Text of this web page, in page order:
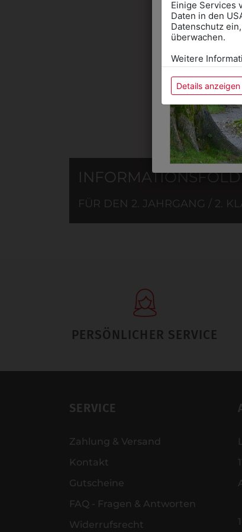
FÜR DEN 2. JAHRGANG / 2.
PERSÖNLICHER SERVICE
SERVICE
Zahlung & Versand
Kontakt
Gutscheine
FAQ - Fragen & Antworten
Widerrufsrecht
Einige Services
Daten in den
Datenschutz
überwachen.
Weitere
Details anzeigen